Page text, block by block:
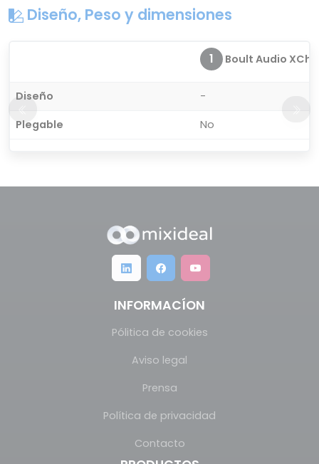
Diseño, Peso y dimensiones
1 Boult Audio
Diseño
-
Plegable
No
INFORMACÍON
Pólitica de cookies
Aviso legal
Prensa
Política de privacidad
Contacto